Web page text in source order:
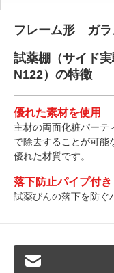
フレーム形 ガラ
試薬棚（サイド
N122）の特徴
優れた素材を使用
主材の両面化粧パーテ
で除去することが可能
優れた材質です。
落下防止パイプ付き
試薬びんの落下を防ぐ